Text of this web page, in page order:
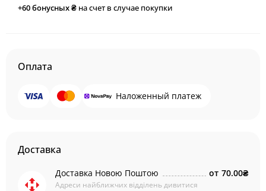
+60бонусных ₴ на счет в случае покупки
Оплата
Наложенный платеж
Доставка
Доставка Новою Поштою
Адреси найближчих відділень дивитися
от 70.00₴